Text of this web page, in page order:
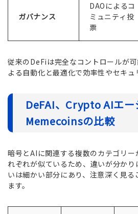
ガバナンス
DAOによるコ
ミュニティ投
票
従来のDeFiは完全なコントロールが
よる自動化と最適化で効率性やセキュ
DeFAI、Crypto AIエー
Memecoinsの比較
暗号とAIに関連する複数のカテゴリ
れぞれが似ているため、違いが分か
いは細かい部分にあり、注意深く見る
ます。